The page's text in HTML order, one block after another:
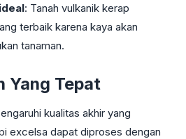
: Tanah vulkanik kerap
terbaik karena kaya akan
tanaman.
Yang Tepat
kualitas akhir yang
excelsa dapat diproses dengan